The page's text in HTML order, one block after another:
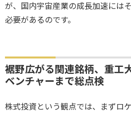
が、国内宇宙産業の成長加速には
必要があるのです。
裾野広がる関連銘柄、重工
ベンチャーまで総点検
株式投資という観点では、まずロ